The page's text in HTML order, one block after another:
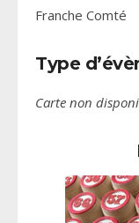
Franche Comté
Type
Carte non